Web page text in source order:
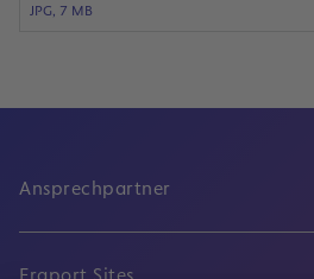
JPG, 7 MB
Ansprechpartner